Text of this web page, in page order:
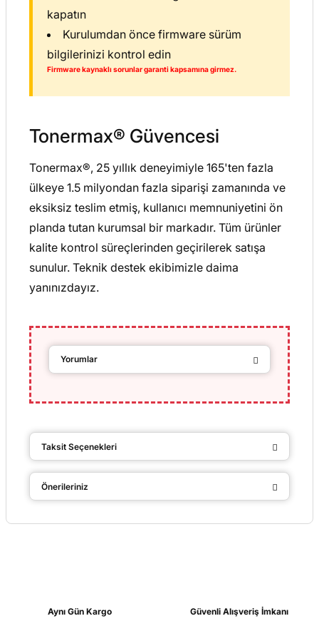
kapatın
Kurulumdan önce firmware sürüm
bilgilerinizi kontrol edin
Firmware kaynaklı sorunlar garanti kapsamına girmez.
Tonermax® Güvencesi
Tonermax®, 25 yıllık deneyimiyle 165'ten fazla
ülkeye 1.5 milyondan fazla siparişi zamanında ve
eksiksiz teslim etmiş, kullanıcı memnuniyetini ön
planda tutan kurumsal bir markadır. Tüm ürünler
kalite kontrol süreçlerinden geçirilerek satışa
sunulur. Teknik destek ekibimizle daima
yanınızdayız.
Yorumlar
Taksit Seçenekleri
Önerileriniz
Ürün resmi kalitesiz, bozuk veya görüntülenemiyor.
Aynı Gün Kargo
Güvenli Alışveriş İmkanı